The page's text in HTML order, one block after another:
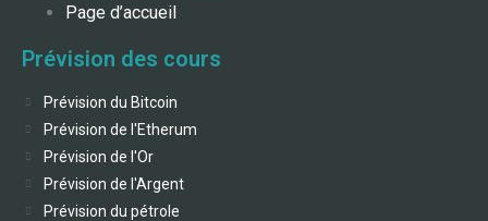
Page d’accueil
Prévision des cours
Prévision du Bitcoin
Prévision de l'Etherum
Prévision de l'Or
Prévision de l'Argent
Prévision du pétrole